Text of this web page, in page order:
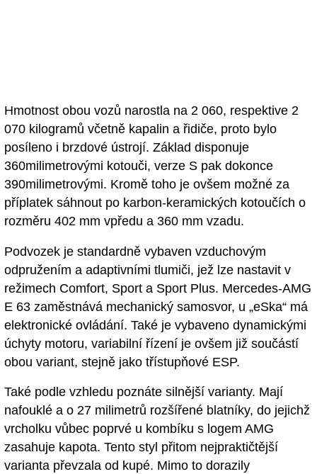
Hmotnost obou vozů narostla na 2 060, respektive 2
070 kilogramů včetně kapalin a řidiče, proto bylo
posíleno i brzdové ústrojí. Základ disponuje
360milimetrovými kotouči, verze S pak dokonce
390milimetrovými. Kromě toho je ovšem možné za
příplatek sáhnout po karbon-keramických kotoučích o
rozměru 402 mm vpředu a 360 mm vzadu.
Podvozek je standardně vybaven vzduchovým
odpružením a adaptivními tlumiči, jež lze nastavit v
režimech Comfort, Sport a Sport Plus. Mercedes-AMG
E 63 zaměstnává mechanický samosvor, u „eSka“ má
elektronické ovládání. Také je vybaveno dynamickými
úchyty motoru, variabilní řízení je ovšem již součástí
obou variant, stejně jako třístupňové ESP.
Také podle vzhledu poznáte silnější varianty. Mají
nafouklé a o 27 milimetrů rozšířené blatníky, do jejichž
vrcholku vůbec poprvé u kombíku s logem AMG
zasahuje kapota. Tento styl přitom nejpraktičtější
varianta převzala od kupé. Mimo to dorazily